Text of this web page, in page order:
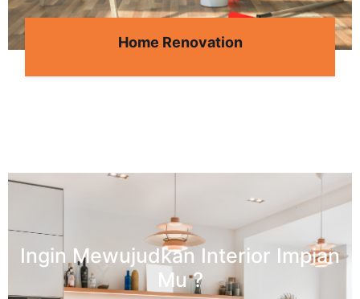
Home Renovation
Ingin Mewujudkan Interior Impian
Mu ?